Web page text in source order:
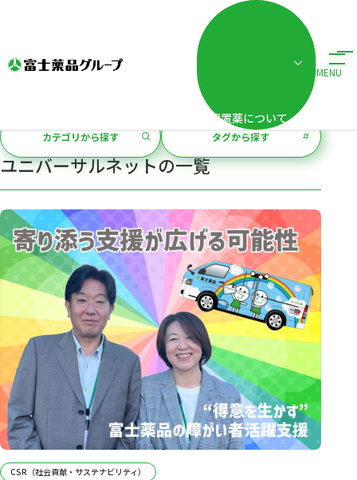
配置薬について
MENU
ホーム 富士薬品グループのオウンドメディア Fuji 記事一覧「ユニバーサル
富士薬品グループのオウンドメディア
カテゴリから探す タグから探す
ユニバーサルネットの一覧
CSR（社会貢献・サステナビリティ）